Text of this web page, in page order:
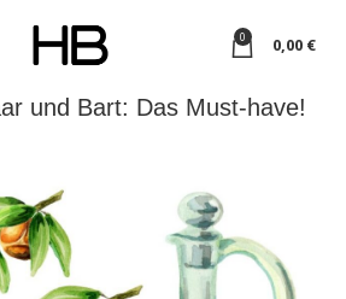
0 0,00 €
und Bart: Das Must-have!